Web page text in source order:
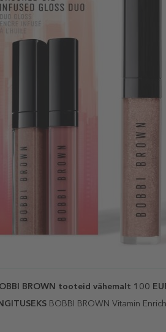
BROWN tooteid vähemalt 100
BOBBI BROWN Vitamin